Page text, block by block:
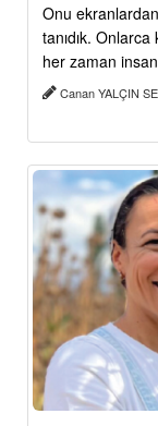
Onu
tanıdık. Onlarca
her zaman
Canan YALÇIN